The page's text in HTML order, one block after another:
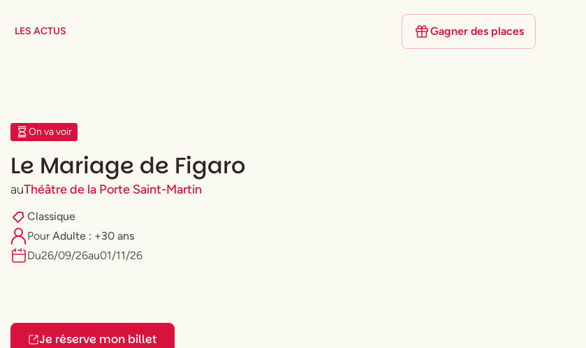
LES ACTUS Gagner des places
On va voir
Le Mariage de Figaro
auThéâtre de la Porte Saint-Martin
Classique
PourAdulte : +30 ans
Du26/09/26au01/11/26
Je réserve mon billet